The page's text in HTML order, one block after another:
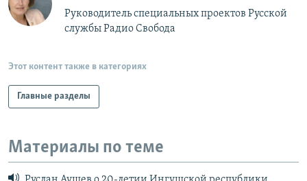
Руководитель специальных проектов Русской
службы Радио Свобода
Этот контент также в категориях
Главные разделы
Материалы по теме